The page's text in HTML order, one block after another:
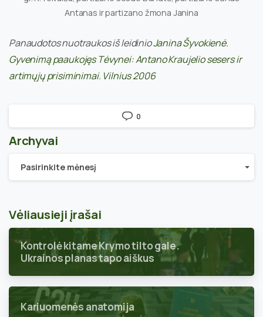
Antanas ir partizano žmona Janina
Panaudotos nuotraukos iš leidinioJanina Šyvokienė.
Gyvenimą paaukojęs Tėvynei: Antano Kraujelio sesers ir
artimųjų prisiminimai. Vilnius 2006
0
Archyvai
Archyvai
Pasirinkite mėnesį
Vėliausieji įrašai
Kontrolė kitame Krymo tilto gale.
Ukrainos planas tapo aiškus
Kariuomenės anatomija